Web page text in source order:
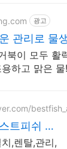
광고
관리로 물
북이 모두 활
하고 맑은
트피쉬 모
시공가능
,렌탈,관리,